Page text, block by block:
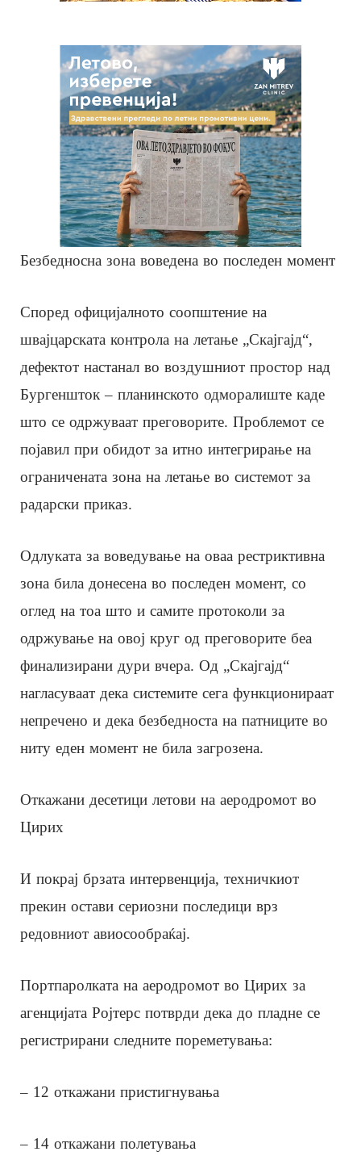
Безбедносна зона воведена во последен момент
Според официјалното соопштение на
швајцарската контрола на летање „Скајгајд“,
дефектот настанал во воздушниот простор над
Бургеншток – планинското одморалиште каде
што се одржуваат преговорите. Проблемот се
појавил при обидот за итно интегрирање на
ограничената зона на летање во системот за
радарски приказ.
Одлуката за воведување на оваа рестриктивна
зона била донесена во последен момент, со
оглед на тоа што и самите протоколи за
одржување на овој круг од преговорите беа
финализирани дури вчера. Од „Скајгајд“
нагласуваат дека системите сега функционираат
непречено и дека безбедноста на патниците во
ниту еден момент не била загрозена.
Откажани десетици летови на аеродромот во
Цирих
И покрај брзата интервенција, техничкиот
прекин остави сериозни последици врз
редовниот авиосообраќај.
Портпаролката на аеродромот во Цирих за
агенцијата Ројтерс потврди дека до пладне се
регистрирани следните пореметувања:
– 12 откажани пристигнувања
– 14 откажани полетувања